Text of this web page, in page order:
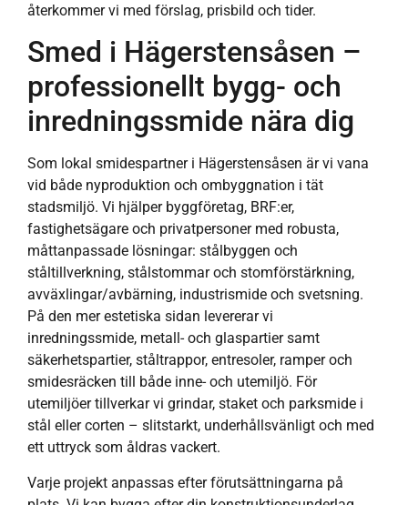
återkommer vi med förslag, prisbild och tider.
Smed i Hägerstensåsen –
professionellt bygg- och
inredningssmide nära dig
Som lokal smidespartner i Hägerstensåsen är vi vana
vid både nyproduktion och ombyggnation i tät
stadsmiljö. Vi hjälper byggföretag, BRF:er,
fastighetsägare och privatpersoner med robusta,
måttanpassade lösningar: stålbyggen och
ståltillverkning, stålstommar och stomförstärkning,
avväxlingar/avbärning, industrismide och svetsning.
På den mer estetiska sidan levererar vi
inredningssmide, metall- och glaspartier samt
säkerhetspartier, ståltrappor, entresoler, ramper och
smidesräcken till både inne- och utemiljö. För
utemiljöer tillverkar vi grindar, staket och parksmide i
stål eller corten – slitstarkt, underhållsvänligt och med
ett uttryck som åldras vackert.
Varje projekt anpassas efter förutsättningarna på